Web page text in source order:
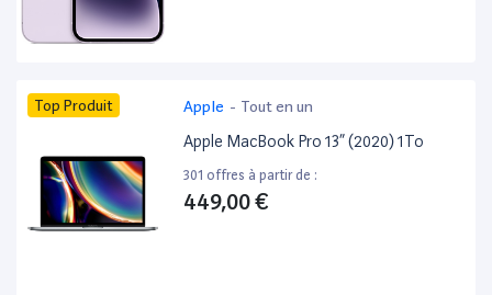
Top Produit Apple - Tout en un
Apple MacBook Pro 13” (2020) 1To
301 offres à partir de :
449,00 €